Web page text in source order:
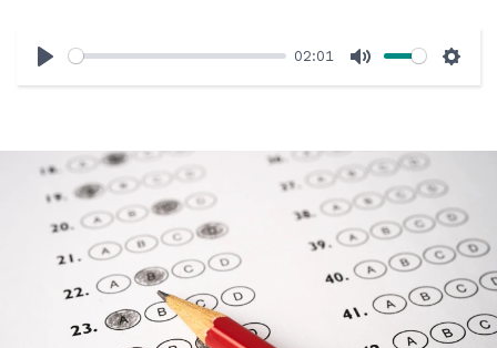
Play
02:01
Mute